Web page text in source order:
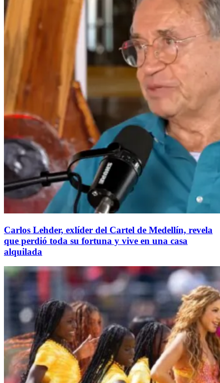
Carlos Lehder, exlíder del Cartel de Medellín, revela
que perdió toda su fortuna y vive en una casa
alquilada